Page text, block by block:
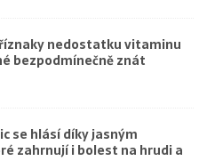
nedostatku vitaminu
bezpodmínečně znát
se hlásí díky jasným
zahrnují i bolest na hrudi a